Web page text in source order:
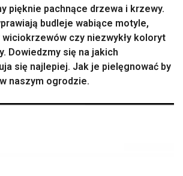
pięknie pachnące drzewa i krzewy.
budleje wabiące motyle,
wiciokrzewów czy niezwykły koloryt
Dowiedzmy się na jakich
się najlepiej. Jak je pielęgnować by
naszym ogrodzie.